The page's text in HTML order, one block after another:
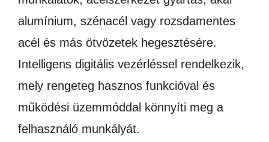
alumínium, szénacél vagy rozsdamentes
acél és más ötvözetek hegesztésére.
Intelligens digitális vezérléssel rendelkezik,
mely rengeteg hasznos funkcióval és
működési üzemmóddal könnyíti meg a
felhasználó munkályát.